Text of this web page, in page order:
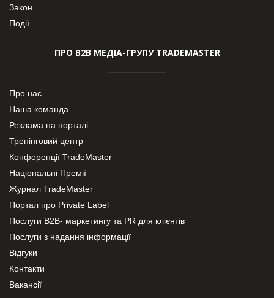
Закон
Події
ПРО В2В МЕДІА-ГРУПУ TRADEMASTER
Про нас
Наша команда
Реклама на порталі
Тренінговий центр
Конференції TradeMaster
Національні Премії
Журнал TradeMaster
Портал про Private Label
Послуги В2В- маркетингу та PR для клієнтів
Послуги з надання інформації
Відгуки
Контакти
Вакансії